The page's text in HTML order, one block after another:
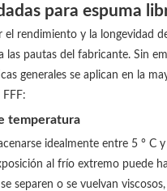
para espuma
el rendimiento y la longevidad
las pautas del fabricante. Sin
generales se aplican en la
temperatura
idealmente entre 5 ° C
al frío extremo puede
separen o se vuelvan